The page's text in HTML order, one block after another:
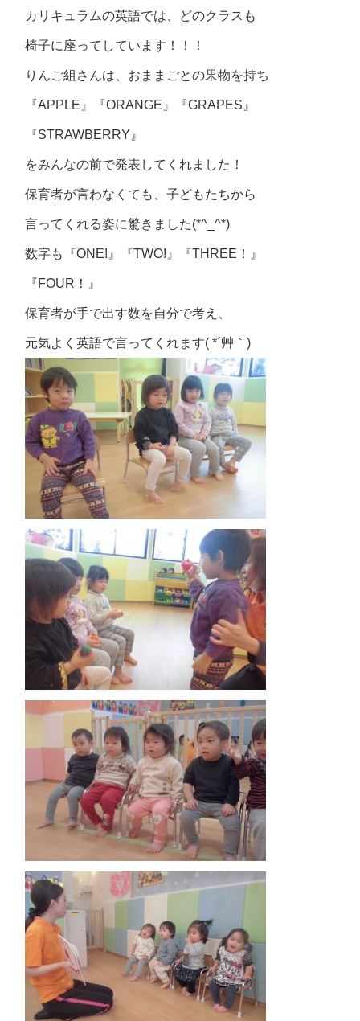
カリキュラムの英語では、どのクラスも
椅子に座ってしています！！！
りんご組さんは、おままごとの果物を持ち
『APPLE』『ORANGE』『GRAPES』
『STRAWBERRY』
をみんなの前で発表してくれました！
保育者が言わなくても、子どもたちから
言ってくれる姿に驚きました(*^_^*)
数字も『ONE!』『TWO!』『THREE！』
『FOUR！』
保育者が手で出す数を自分で考え、
元気よく英語で言ってくれます( *´艸｀)